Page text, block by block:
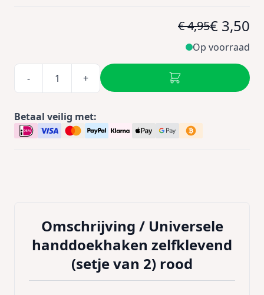
€ 4,95€ 3,50
Op voorraad
- +
Betaal veilig met:
Omschrijving / Universele
handdoekhaken zelfklevend
(setje van 2) rood